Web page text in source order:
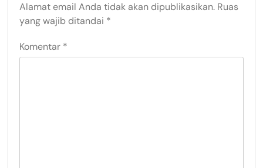
Alamat email Anda tidak akan dipublikasikan. Ruas
yang wajib ditandai *
Komentar *